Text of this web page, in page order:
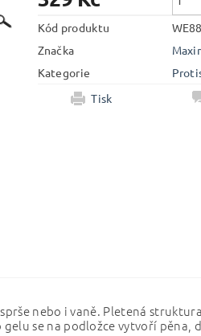
Kód produktu
Značka
Kategorie
Tisk
nebo i vaně. Pletená
se na podložce vytvoří pěna,